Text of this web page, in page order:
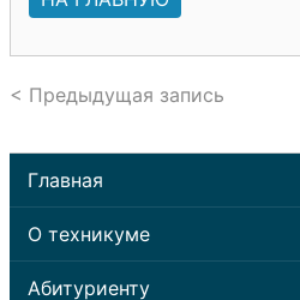
Главная
О техникуме
Абитуриенту
< Предыдущая запись